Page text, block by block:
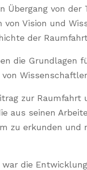
von der
Vision und
der
die Grundlagen
zur Raumfahrt
aus seinen
zu erkunden und
die